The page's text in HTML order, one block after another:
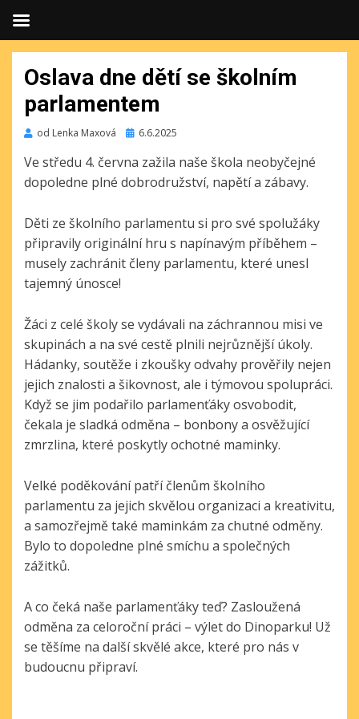
Oslava dne dětí se školním
parlamentem
od Lenka Maxová Publikováno
6.6.2025
Ve středu 4. června zažila naše škola neobyčejné
dopoledne plné dobrodružství, napětí a zábavy.
Děti ze školního parlamentu si pro své spolužáky
připravily originální hru s napínavým příběhem –
musely zachránit členy parlamentu, které unesl
tajemný únosce!
Žáci z celé školy se vydávali na záchrannou misi ve
skupinách a na své cestě plnili nejrůznější úkoly.
Hádanky, soutěže i zkoušky odvahy prověřily nejen
jejich znalosti a šikovnost, ale i týmovou spolupráci.
Když se jim podařilo parlamenťáky osvobodit,
čekala je sladká odměna – bonbony a osvěžující
zmrzlina, které poskytly ochotné maminky.
Velké poděkování patří členům školního
parlamentu za jejich skvělou organizaci a kreativitu,
a samozřejmě také maminkám za chutné odměny.
Bylo to dopoledne plné smíchu a společných
zážitků.
A co čeká naše parlamenťáky teď? Zasloužená
odměna za celoroční práci – výlet do Dinoparku! Už
se těšíme na další skvělé akce, které pro nás v
budoucnu připraví.